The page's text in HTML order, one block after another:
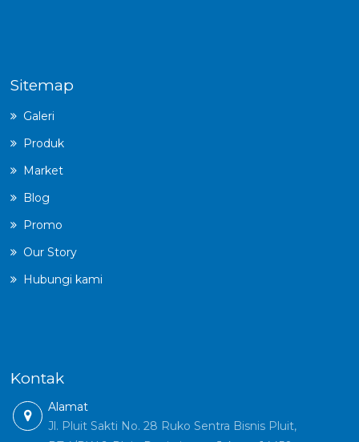
Sitemap
Galeri
Produk
Market
Blog
Promo
Our Story
Hubungi kami
Kontak
Alamat
Jl. Pluit Sakti No. 28 Ruko Sentra Bisnis Pluit,